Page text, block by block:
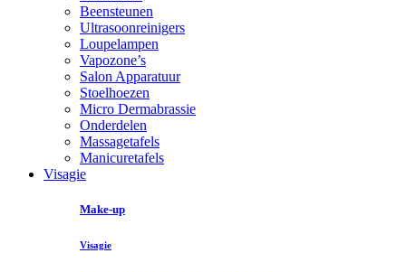
Beensteunen
Ultrasoonreinigers
Loupelampen
Vapozone’s
Salon Apparatuur
Stoelhoezen
Micro Dermabrassie
Onderdelen
Massagetafels
Manicuretafels
Visagie
Make-up
Visagie